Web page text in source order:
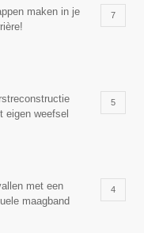
maken in je
7
eigen weefsel
5
met een
maagband
4